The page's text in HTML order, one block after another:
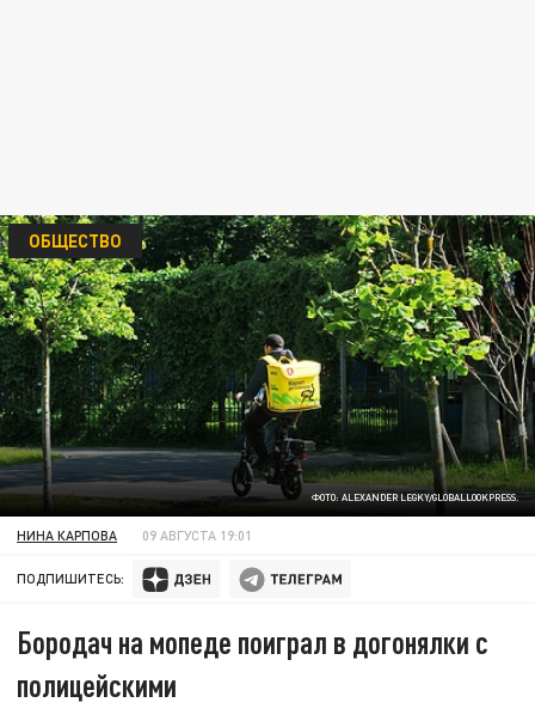
ФОТО: ALEXANDER LEGKY/GLOBALLOOKPRESS.
ОБЩЕСТВО
НИНА КАРПОВА 09 АВГУСТА 19:01
ПОДПИШИТЕСЬ:
Бородач на мопеде поиграл в догонялки с
полицейскими